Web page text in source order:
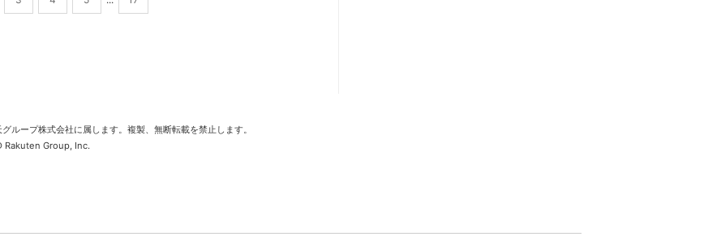
ループ株式会社に属します。複製、無断転載を禁止します。
Rakuten Group, Inc.